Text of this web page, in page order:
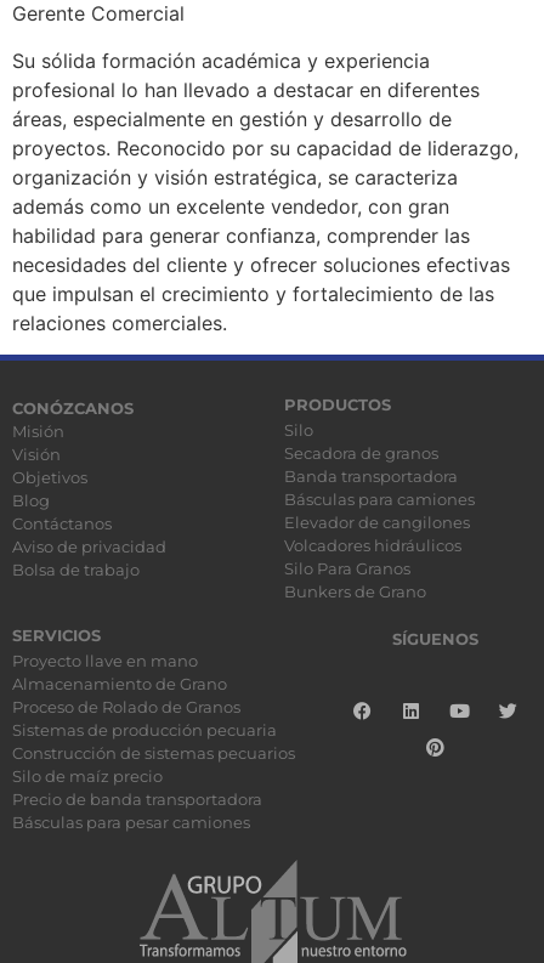
Gerente Comercial
Su sólida formación académica y experiencia
profesional lo han llevado a destacar en diferentes
áreas, especialmente en gestión y desarrollo de
proyectos. Reconocido por su capacidad de liderazgo,
organización y visión estratégica, se caracteriza
además como un excelente vendedor, con gran
habilidad para generar confianza, comprender las
necesidades del cliente y ofrecer soluciones efectivas
que impulsan el crecimiento y fortalecimiento de las
relaciones comerciales.
CONÓZCANOS
Misión
Visión
Objetivos
Blog
Contáctanos
Aviso de privacidad
Bolsa de trabajo
PRODUCTOS
Silo
Secadora de granos
Banda transportadora
Básculas para camiones
Elevador de cangilones
Volcadores hidráulicos
Silo Para Granos
Bunkers de Grano
SERVICIOS
Proyecto llave en mano
Almacenamiento de Grano
Proceso de Rolado de Granos
Sistemas de producción pecuaria
Construcción de sistemas pecuarios
Silo de maíz precio
Precio de banda transportadora
Básculas para pesar camiones
SÍGUENOS